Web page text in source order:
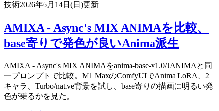
技術2026年6月14日(日)更新
AMIXA - Async's MIX ANIMAを比較、
base寄りで発色が良いAnima派生
AMIXA - Async's MIX ANIMAをanima-base-v1.0/JANIMAと同
一プロンプトで比較。M1 MaxのComfyUIでAnima LoRA、2
キャラ、Turbo/native背景を試し、base寄りの描画に明るい発
色が乗るかを見た。